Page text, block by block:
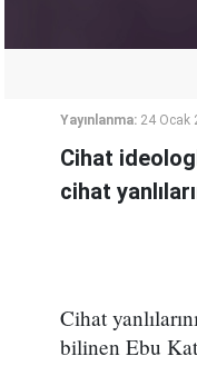
Yayınlanma: 24 Ocak
Cihat
cihat
Cihat
bilinen Ebu